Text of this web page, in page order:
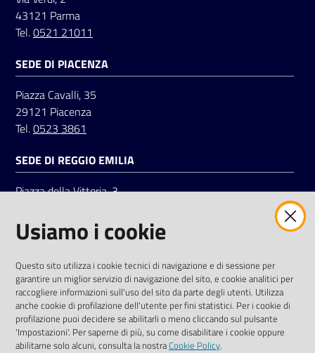
43121 Parma
Tel.0521 21011
SEDE DI PIACENZA
Piazza Cavalli, 35
29121 Piacenza
Tel.0523 3861
SEDE DI REGGIO EMILIA
Piazza della Vittoria, 3
Tel.0522 7961
LinkedinFacebookInstagram
Usiamo i cookie
Questo sito utilizza i cookie tecnici di navigazione e di sessione per
garantire un miglior servizio di navigazione del sito, e cookie analitici per
raccogliere informazioni sull'uso del sito da parte degli utenti. Utilizza
anche cookie di profilazione dell'utente per fini statistici. Per i cookie di
profilazione puoi decidere se abilitarli o meno cliccando sul pulsante
'Impostazioni'. Per saperne di più, su come disabilitare i cookie oppure
abilitarne solo alcuni, consulta la nostraCookie Policy.